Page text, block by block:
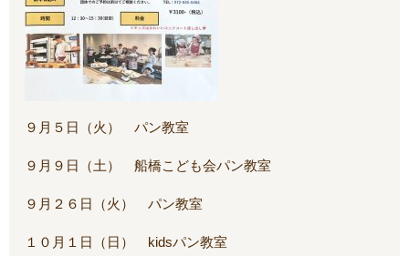
９月５日（火） パン教室
９月９日（土） 船橋こども会パン教室
９月２６日（火） パン教室
１０月１日（日） kidsパン教室